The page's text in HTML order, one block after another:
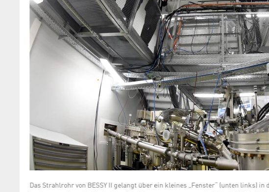
Das Strahlrohr von BESSY II gelangt über ein kleines „Fenster“ (unten links) in
EMIL@BESSY II startklar für das Kopernikus Projekt
„Power-to-X“